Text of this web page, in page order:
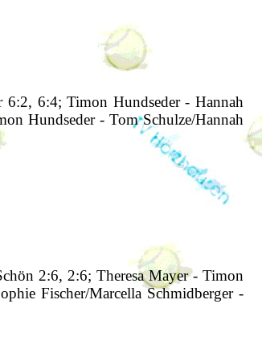
6:4; Timon Hundseder - Hannah
Hundseder - Tom Schulze/Hannah
2:6, 2:6; Theresa Mayer - Timon
Fischer/Marcella Schmidberger -